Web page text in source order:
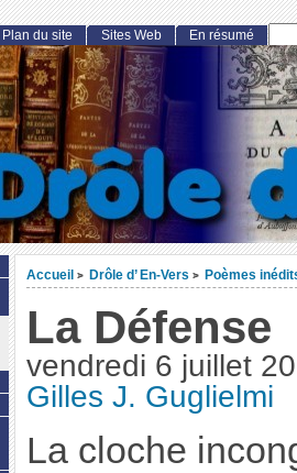
Accueil > Drôle d’ En-Vers > Poèmes
La Défense
vendredi 6 juillet
Gilles J. Guglielmi
La cloche
Plan du site Sites Web En résumé